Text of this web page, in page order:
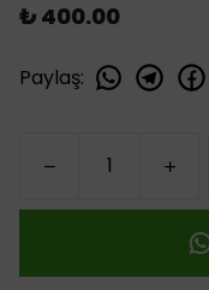
₺ 400.00
Paylaş: